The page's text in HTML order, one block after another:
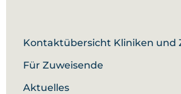
Kontaktübersicht Kliniken und
Für Zuweisende
Aktuelles